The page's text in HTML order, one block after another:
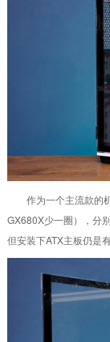
作为一个主流款的
GX680X少一圈），分
但安装下ATX主板仍是